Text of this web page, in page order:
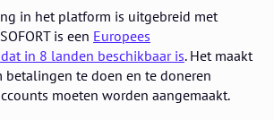
in het platform is uitgebreid met
is een Europees
in 8 landen beschikbaar is. Het maakt
betalingen te doen en te doneren
moeten worden aangemaakt.